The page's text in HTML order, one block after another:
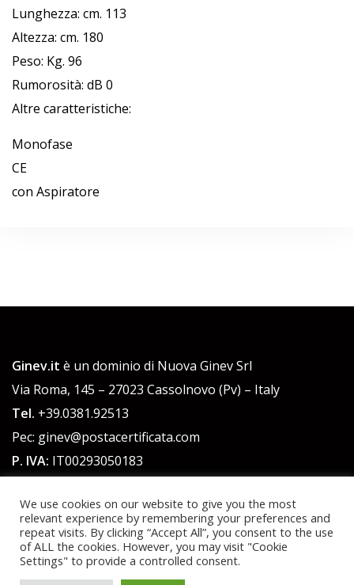
Lunghezza: cm. 113
Altezza: cm. 180
Peso: Kg. 96
Rumorosità: dB 0
Altre caratteristiche:
Monofase
CE
con Aspiratore
Ginev.it è un dominio di Nuova Ginev Srl
Via Roma, 145 – 27023 Cassolnovo (Pv) – Italy
Tel. +39.0381.92513
Pec: ginev@postacertificata.com
P. IVA: IT00293050183
Cap. Sociale 51.480,00 euro int. versato
Powered by WordPress|Theme:Talon by aThemes.
We use cookies on our website to give you the most
relevant experience by remembering your preferences and
repeat visits. By clicking “Accept All”, you consent to the use
of ALL the cookies. However, you may visit "Cookie
Settings" to provide a controlled consent.